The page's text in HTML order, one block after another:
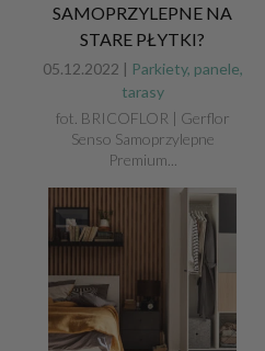
SAMOPRZYLEPNE NA
STARE PŁYTKI?
05.12.2022 | Parkiety, panele,
tarasy
fot. BRICOFLOR | Gerflor
Senso Samoprzylepne
Premium...